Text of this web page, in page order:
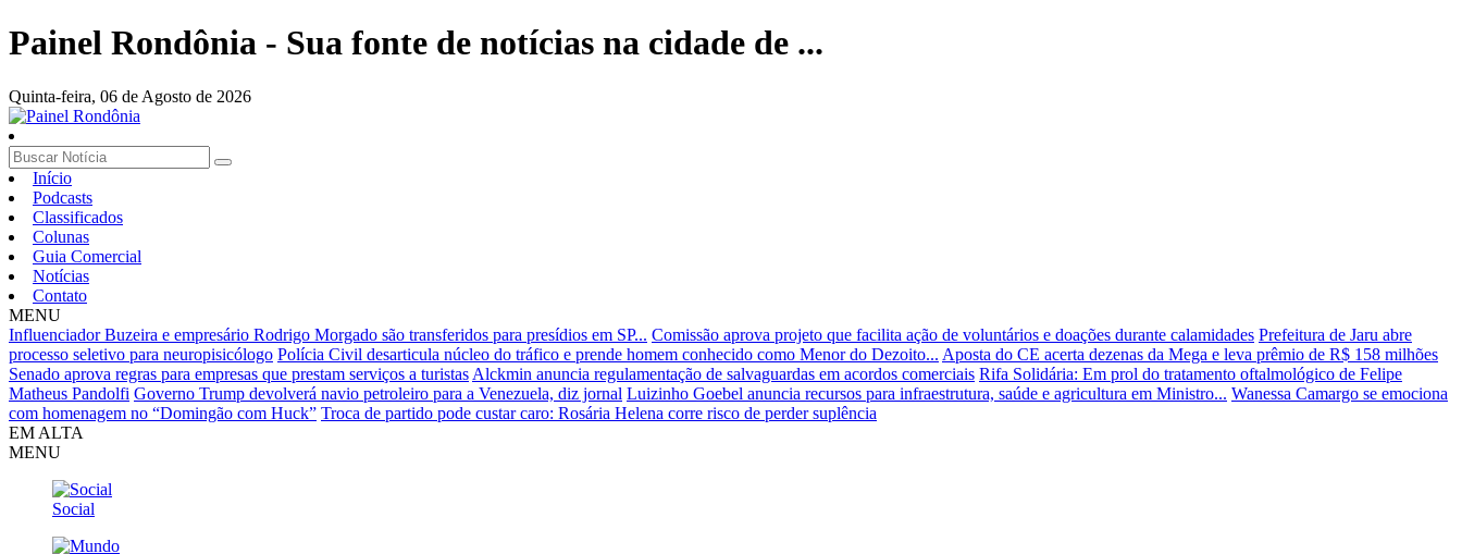
Painel Rondônia - Sua fonte de notícias na cidade de ...
Quinta-feira, 06 de Agosto de 2026
Início
Podcasts
Classificados
Colunas
Guia Comercial
Notícias
Contato
MENU
Influenciador Buzeira e empresário Rodrigo Morgado são transferidos para presídios em SP... Comissão aprova projeto que facilita ação de voluntários e doações durante calamidades Prefeitura de Jaru abre
processo seletivo para neuropisicólogo Polícia Civil desarticula núcleo do tráfico e prende homem conhecido como Menor do Dezoito... Aposta do CE acerta dezenas da Mega e leva prêmio de R$ 158 milhões
Senado aprova regras para empresas que prestam serviços a turistas Alckmin anuncia regulamentação de salvaguardas em acordos comerciais Rifa Solidária: Em prol do tratamento oftalmológico de Felipe
Matheus Pandolfi Governo Trump devolverá navio petroleiro para a Venezuela, diz jornal Luizinho Goebel anuncia recursos para infraestrutura, saúde e agricultura em Ministro... Wanessa Camargo se emociona
com homenagem no “Domingão com Huck” Troca de partido pode custar caro: Rosária Helena corre risco de perder suplência
EM ALTA
MENU
Social